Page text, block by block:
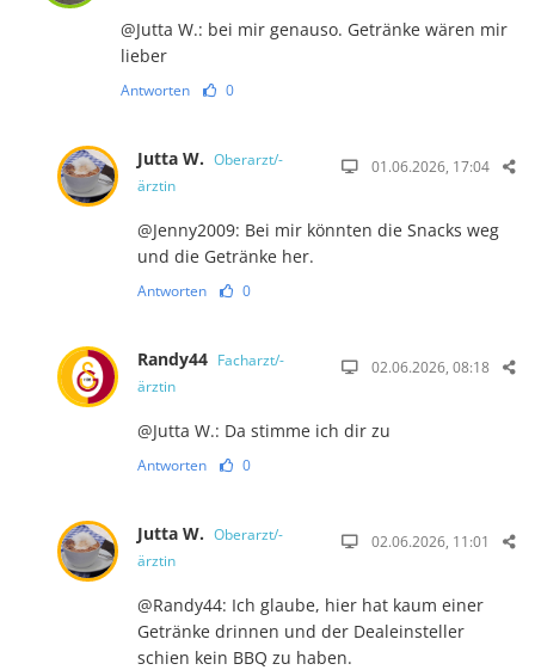
@Jutta W.: bei mir genauso. Getränke wären mir
lieber
Antworten 0
Jutta W. Oberarzt/-
ärztin
01.06.2026, 17:04
@Jenny2009: Bei mir könnten die Snacks weg
und die Getränke her.
Antworten 0
Randy44 Facharzt/-
ärztin
02.06.2026, 08:18
@Jutta W.: Da stimme ich dir zu
Antworten 0
Jutta W. Oberarzt/-
ärztin
02.06.2026, 11:01
@Randy44: Ich glaube, hier hat kaum einer
Getränke drinnen und der Dealeinsteller
schien kein BBQ zu haben.